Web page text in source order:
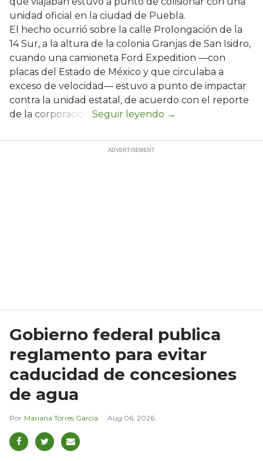
unidad oficial en la ciudad de Puebla.
El hecho ocurrió sobre la calle Prolongación de la
14 Sur, a la altura de la colonia Granjas de San Isidro,
cuando una camioneta Ford Expedition —con
placas del Estado de México y que circulaba a
exceso de velocidad— estuvo a punto de impactar
contra la unidad estatal, de acuerdo con el reporte
de la corporación.
Gobierno federal publica
reglamento para evitar
caducidad de concesiones
de agua
Mariana Torres García Aug 06, 2026